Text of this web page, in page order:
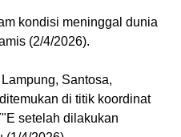
kondisi meninggal dunia
(2/4/2026).
Santosa,
di titik koordinat
setelah dilakukan